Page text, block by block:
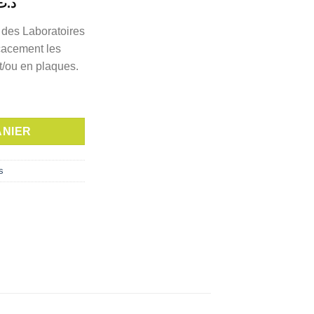
د.ت 38,000.
Le
actuel
est :
Laboratoires
les
ou en plaques.